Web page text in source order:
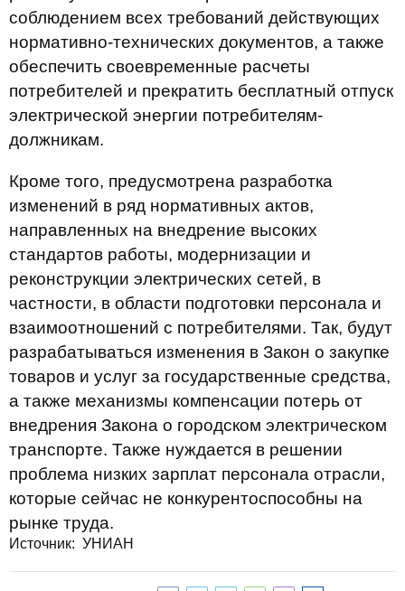
соблюдением всех требований действующих
нормативно-технических документов, а также
обеспечить своевременные расчеты
потребителей и прекратить бесплатный отпуск
электрической энергии потребителям-
должникам.
Кроме того, предусмотрена разработка
изменений в ряд нормативных актов,
направленных на внедрение высоких
стандартов работы, модернизации и
реконструкции электрических сетей, в
частности, в области подготовки персонала и
взаимоотношений с потребителями. Так, будут
разрабатываться изменения в Закон о закупке
товаров и услуг за государственные средства,
а также механизмы компенсации потерь от
внедрения Закона о городском электрическом
транспорте. Также нуждается в решении
проблема низких зарплат персонала отрасли,
которые сейчас не конкурентоспособны на
рынке труда.
Источник: УНИАН